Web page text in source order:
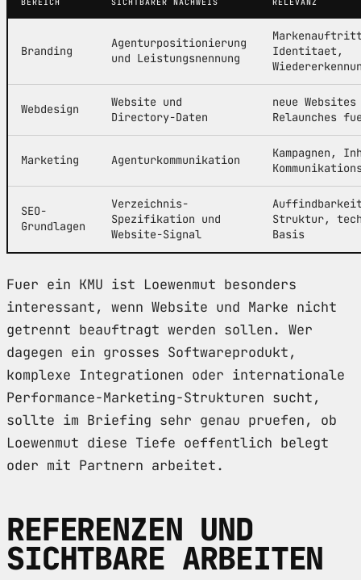
Branding
Agenturpositionierung
und Leistungsnennung
Identitaet,
Webdesign
Website und
Directory-Daten
neue
Relaunches
Marketing Agenturkommunikation
Kampagnen,
SEO-
Grundlagen
Verzeichnis-
Spezifikation und
Website-Signal
Struktur,
Basis
Fuer ein KMU ist Loewenmut besonders
interessant, wenn Website und Marke nicht
getrennt beauftragt werden sollen. Wer
dagegen ein grosses Softwareprodukt,
komplexe Integrationen oder internationale
Performance-Marketing-Strukturen sucht,
sollte im Briefing sehr genau pruefen, ob
Loewenmut diese Tiefe oeffentlich belegt
oder mit Partnern arbeitet.
REFERENZEN UND
SICHTBARE ARBEITEN